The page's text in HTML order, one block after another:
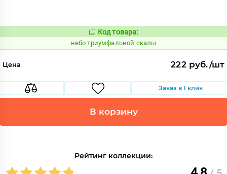
Код:
1122466
Код товара:
небо триумфальной скалы
Цена 222 руб./шт
Заказ в 1 клик
В корзину
Рейтинг коллекции: